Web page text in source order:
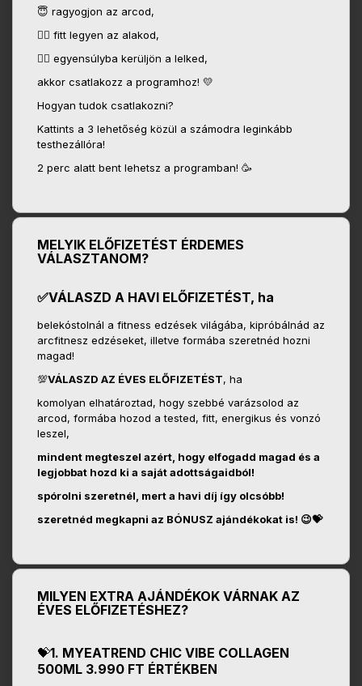
😇 ragyogjon az arcod,
🤸‍♀️ fitt legyen az alakod,
🧘‍♀️ egyensúlyba kerüljön a lelked,
akkor csatlakozz a programhoz! 💛
Hogyan tudok csatlakozni?
Kattints a 3 lehetőség közül a számodra leginkább
testhezállóra!
2 perc alatt bent lehetsz a programban! 🥳
MELYIK ELŐFIZETÉST ÉRDEMES
VÁLASZTANOM?
✅VÁLASZD A HAVI ELŐFIZETÉST, ha
belekóstolnál a fitness edzések világába, kipróbálnád az
arcfitnesz edzéseket, illetve formába szeretnéd hozni
magad!
💯VÁLASZD AZ ÉVES ELŐFIZETÉST, ha
komolyan elhatároztad, hogy szebbé varázsolod az
arcod, formába hozod a tested, fitt, energikus és vonzó
leszel,
mindent megteszel azért, hogy elfogadd magad és a
legjobbat hozd ki a saját adottságaidból!
spórolni szeretnél, mert a havi díj így olcsóbb!
szeretnéd megkapni az BÓNUSZ ajándékokat is! 😉💝
MILYEN EXTRA AJÁNDÉKOK VÁRNAK AZ
ÉVES ELŐFIZETÉSHEZ?
💝1. MYEATREND CHIC VIBE COLLAGEN
500ML 3.990 FT ÉRTÉKBEN